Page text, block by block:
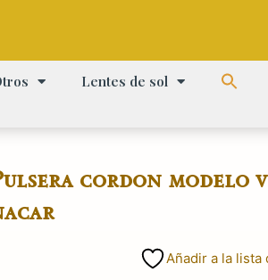
Lentes de sol
cordon modelo
Añadir a la lista